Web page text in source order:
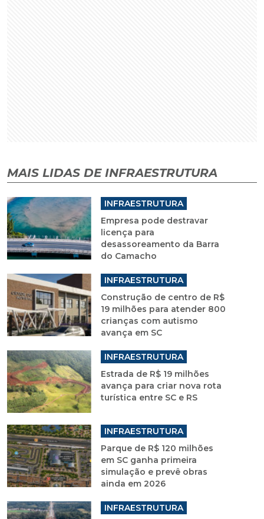
MAIS LIDAS DE INFRAESTRUTURA
INFRAESTRUTURA
Empresa pode destravar
licença para
desassoreamento da Barra
do Camacho
INFRAESTRUTURA
Construção de centro de R$
19 milhões para atender 800
crianças com autismo
avança em SC
INFRAESTRUTURA
Estrada de R$ 19 milhões
avança para criar nova rota
turística entre SC e RS
INFRAESTRUTURA
Parque de R$ 120 milhões
em SC ganha primeira
simulação e prevê obras
ainda em 2026
INFRAESTRUTURA